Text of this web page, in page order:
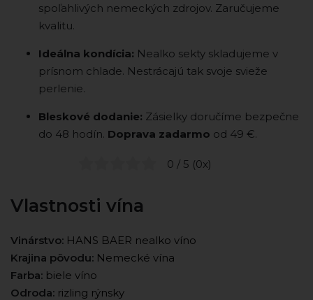
spoľahlivých nemeckých zdrojov. Zaručujeme
kvalitu.
Ideálna kondícia: Nealko sekty skladujeme v
prísnom chlade. Nestrácajú tak svoje svieže
perlenie.
Bleskové dodanie: Zásielky doručíme bezpečne
do 48 hodín. Doprava zadarmo od 49 €.
0 / 5 (0x)
Vlastnosti vína
Vinárstvo: HANS BAER nealko víno
Krajina pôvodu: Nemecké vína
Farba: biele víno
Odroda: rizling rýnsky